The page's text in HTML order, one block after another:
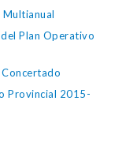
Plan Operativo
Provincial 2015-